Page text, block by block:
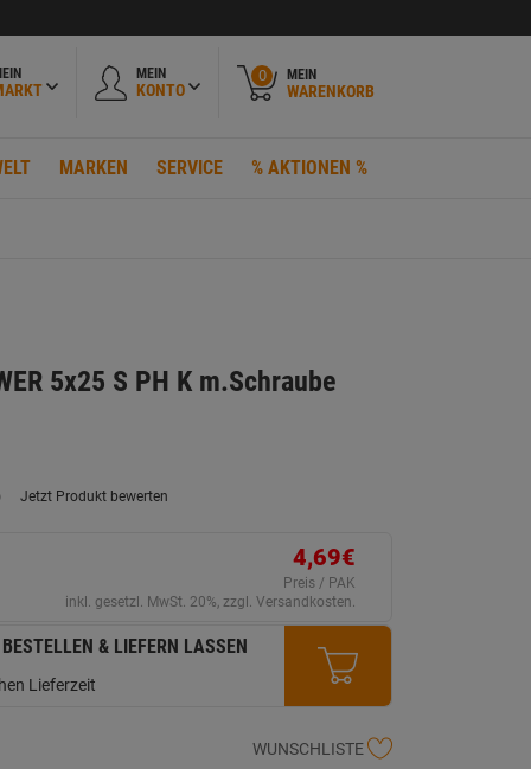
MEIN
KONTO
0 MEIN
WARENKORB
MARKEN SERVICE % AKTIONEN %
5x25 S PH K m.Schraube
Jetzt Produkt bewerten
4,69€
Preis / PAK
inkl. gesetzl. MwSt. 20%, zzgl. Versandkosten.
& LIEFERN LASSEN
Lieferzeit
WUNSCHLISTE